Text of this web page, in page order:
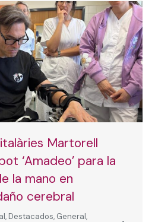
Martorell
‘Amadeo’ para la
la mano en
cerebral
, Destacados, General,